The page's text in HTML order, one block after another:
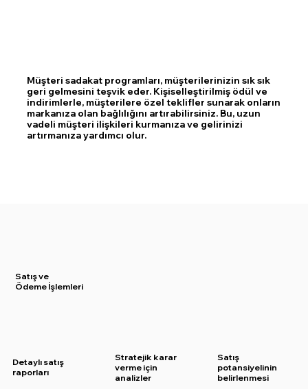
Müşteri sadakat programları, müşterilerinizin sık sık
geri gelmesini teşvik eder. Kişiselleştirilmiş ödül ve
indirimlerle, müşterilere özel teklifler sunarak onların
markanıza olan bağlılığını artırabilirsiniz. Bu, uzun
vadeli müşteri ilişkileri kurmanıza ve gelirinizi
artırmanıza yardımcı olur.
Detaylı satış
raporları
Stratejik karar
verme için
analizler
Satış
potansiyelinin
belirlenmesi
Satışve
Ödeme İşlemleri